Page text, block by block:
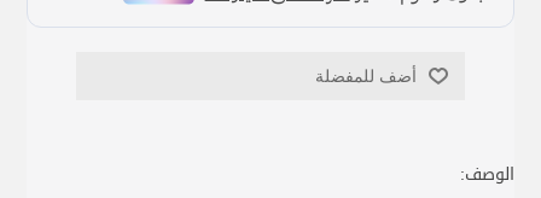
أضف للمفضلة
الوصف: